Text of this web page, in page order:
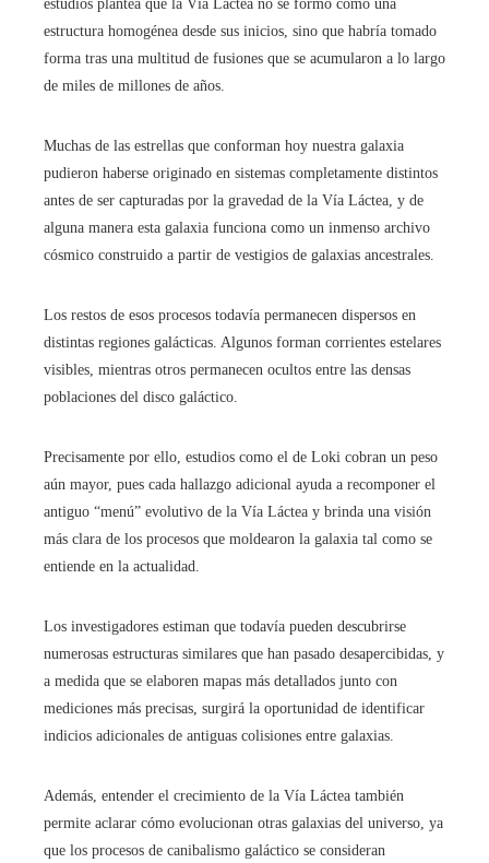
estudios plantea que la Vía Láctea no se formó como una
estructura homogénea desde sus inicios, sino que habría tomado
forma tras una multitud de fusiones que se acumularon a lo largo
de miles de millones de años.
Muchas de las estrellas que conforman hoy nuestra galaxia
pudieron haberse originado en sistemas completamente distintos
antes de ser capturadas por la gravedad de la Vía Láctea, y de
alguna manera esta galaxia funciona como un inmenso archivo
cósmico construido a partir de vestigios de galaxias ancestrales.
Los restos de esos procesos todavía permanecen dispersos en
distintas regiones galácticas. Algunos forman corrientes estelares
visibles, mientras otros permanecen ocultos entre las densas
poblaciones del disco galáctico.
Precisamente por ello, estudios como el de Loki cobran un peso
aún mayor, pues cada hallazgo adicional ayuda a recomponer el
antiguo “menú” evolutivo de la Vía Láctea y brinda una visión
más clara de los procesos que moldearon la galaxia tal como se
entiende en la actualidad.
Los investigadores estiman que todavía pueden descubrirse
numerosas estructuras similares que han pasado desapercibidas, y
a medida que se elaboren mapas más detallados junto con
mediciones más precisas, surgirá la oportunidad de identificar
indicios adicionales de antiguas colisiones entre galaxias.
Además, entender el crecimiento de la Vía Láctea también
permite aclarar cómo evolucionan otras galaxias del universo, ya
que los procesos de canibalismo galáctico se consideran